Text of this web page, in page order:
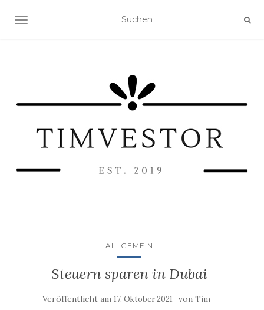
NAVIGATION UMSCHALTEN
ALLGEMEIN
Steuern sparen in Dubai
Veröffentlicht am 17. Oktober 2021 von Tim